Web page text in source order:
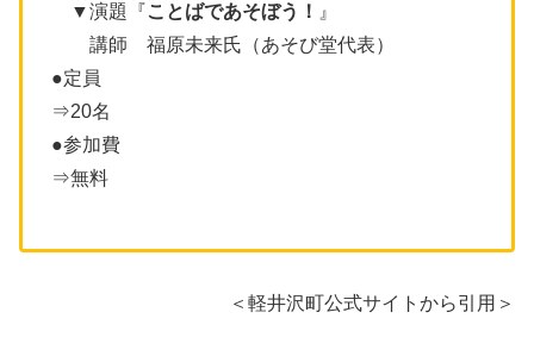
▼演題『ことばであそぼう！ 』
講師 福原未来氏（あそび堂代表）
●定員
⇒20名
●参加費
⇒無料
＜軽井沢町公式サイトから引用＞